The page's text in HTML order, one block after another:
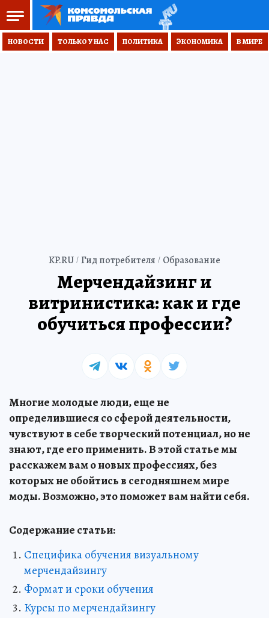
НОВОСТИ ТОЛЬКО У НАС ПОЛИТИКА ЭКОНОМИКА В МИРЕ
KP.RU Гид потребителя Образование
Мерчендайзинг и
витринистика: как и где
обучиться профессии?
Многие молодые люди, еще не
определившиеся со сферой деятельности,
чувствуют в себе творческий потенциал, но не
знают, где его применить. В этой статье мы
расскажем вам о новых профессиях, без
которых не обойтись в сегодняшнем мире
моды. Возможно, это поможет вам найти себя.
Содержание статьи:
Специфика обучения визуальному
мерчендайзингу
Формат и сроки обучения
Курсы по мерчендайзингу